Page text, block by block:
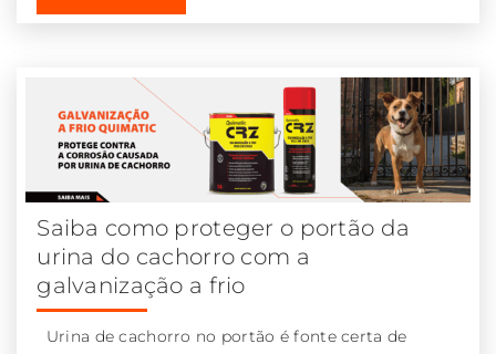
Saiba como proteger o portão da
urina do cachorro com a
galvanização a frio
Urina de cachorro no portão é fonte certa de